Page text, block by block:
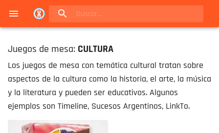
Juegos de mesa: CULTURA
Los juegos de mesa con temática cultural tratan sobre
aspectos de la cultura como la historia, el arte, la música
y la literatura y pueden ser educativos. Algunos
ejemplos son Timeline, Sucesos Argentinos, LinkTo.
Navigated to Juegos de mesa en Buenos Aires | Conexión Berlín - Catálogo